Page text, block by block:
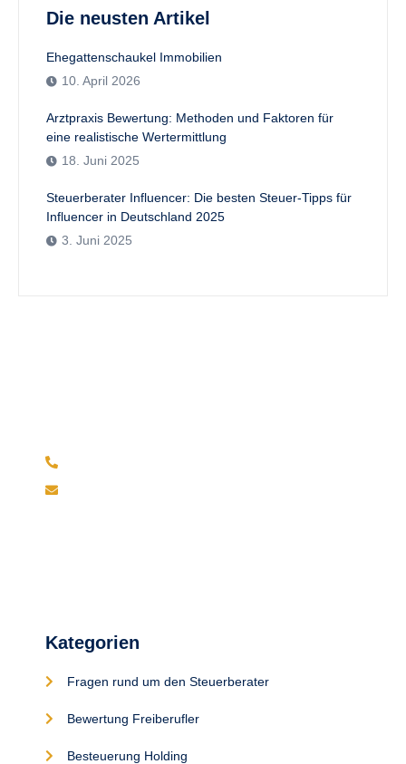
Die neusten Artikel
Ehegattenschaukel Immobilien
10. April 2026
Arztpraxis Bewertung: Methoden und Faktoren für
eine realistische Wertermittlung
18. Juni 2025
Steuerberater Influencer: Die besten Steuer-Tipps für
Influencer in Deutschland 2025
3. Juni 2025
Kategorien
Fragen rund um den Steuerberater
Bewertung Freiberufler
Besteuerung Holding